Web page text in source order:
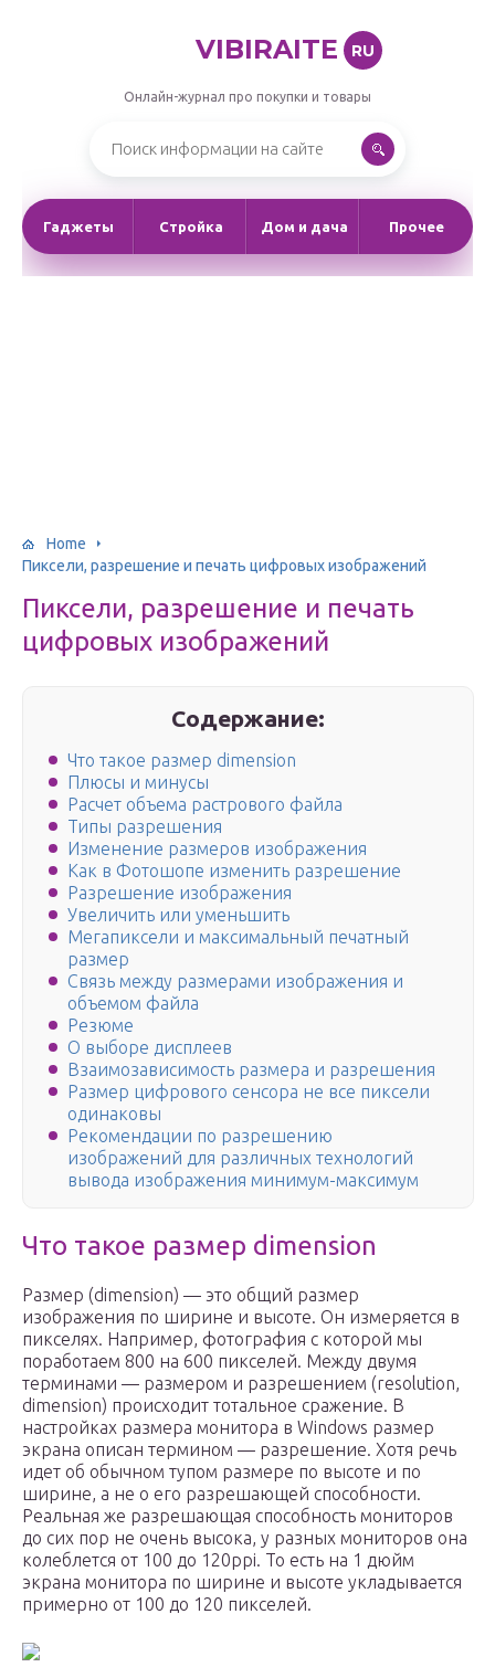
VIBIRAITE RU
Онлайн-журнал про покупки и товары
Гаджеты Стройка Дом и дача Прочее
Home
Пиксели, разрешение и печать цифровых изображений
Пиксели, разрешение и печать
цифровых изображений
Содержание:
Что такое размер dimension
Плюсы и минусы
Расчет объема растрового файла
Типы разрешения
Изменение размеров изображения
Как в Фотошопе изменить разрешение
Разрешение изображения
Увеличить или уменьшить
Мегапиксели и максимальный печатный
размер
Связь между размерами изображения и
объемом файла
Резюме
О выборе дисплеев
Взаимозависимость размера и разрешения
Размер цифрового сенсора не все пиксели
одинаковы
Рекомендации по разрешению
изображений для различных технологий
вывода изображения минимум-максимум
Что такое размер dimension
Размер (dimension) — это общий размер
изображения по ширине и высоте. Он измеряется в
пикселях. Например, фотография с которой мы
поработаем 800 на 600 пикселей. Между двумя
терминами — размером и разрешением (resolution,
dimension) происходит тотальное сражение. В
настройках размера монитора в Windows размер
экрана описан термином — разрешение. Хотя речь
идет об обычном тупом размере по высоте и по
ширине, а не о его разрешающей способности.
Реальная же разрешающая способность мониторов
до сих пор не очень высока, у разных мониторов она
колеблется от 100 до 120ppi. То есть на 1 дюйм
экрана монитора по ширине и высоте укладывается
примерно от 100 до 120 пикселей.